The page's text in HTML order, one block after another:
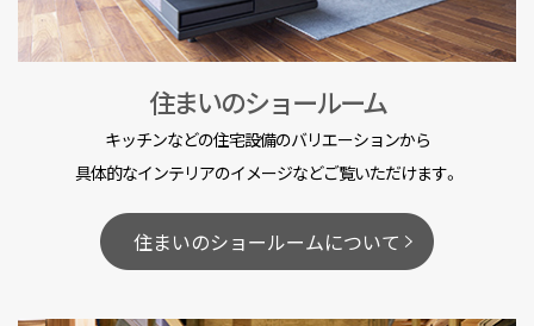
住まいのショールーム
キッチンなどの住宅設備のバリエーションから
具体的なインテリアのイメージなどご覧いただけます。
住まいのショールームについて